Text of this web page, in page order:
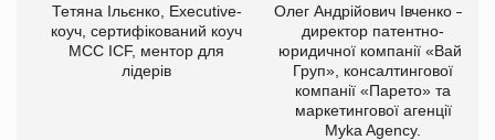
Тетяна Ільєнко, Executive-
коуч, сертифікований коуч
МСС ICF, ментор для
лідерів
Олег Андрійович Івченко —
директор патентно-
юридичної компанії «Вайз
Груп», консалтингової
компанії «Парето» та
маркетингової агенції
Myka Agency.